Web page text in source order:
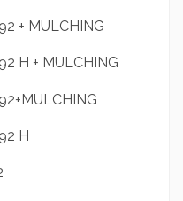
+ MULCHING
H + MULCHING
H